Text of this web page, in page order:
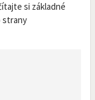
si základné
strany